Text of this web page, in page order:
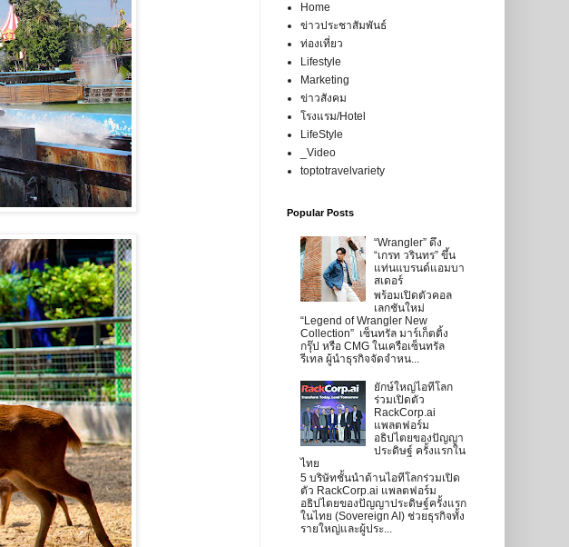
Home
ข่าวประชาสัมพันธ์
ท่องเที่ยว
Lifestyle
Marketing
ข่าวสังคม
โรงแรม/Hotel
LifeStyle
_Video
toptotravelvariety
Popular Posts
“Wrangler” ดึง
“เกรท วรินทร” ขึ้น
แท่นแบรนด์แอมบา
สเดอร์
พร้อมเปิดตัวคอล
เลกชันใหม่
“Legend of Wrangler New
Collection” เซ็นทรัล มาร์เก็ตติ้ง
กรุ๊ป หรือ CMG ในเครือเซ็นทรัล
รีเทล ผู้นำธุรกิจจัดจำหน...
ยักษ์ใหญ่ไอทีโลก
ร่วมเปิดตัว
RackCorp.ai
แพลตฟอร์ม
อธิปไตยของปัญญา
ประดิษฐ์ ครั้งแรกใน
ไทย
5 บริษัทชั้นนำด้านไอทีโลกร่วมเปิด
ตัว RackCorp.ai แพลตฟอร์ม
อธิปไตยของปัญญาประดิษฐ์ครั้งแรก
ในไทย (Sovereign AI) ช่วยธุรกิจทั้ง
รายใหญ่และผู้ประ...